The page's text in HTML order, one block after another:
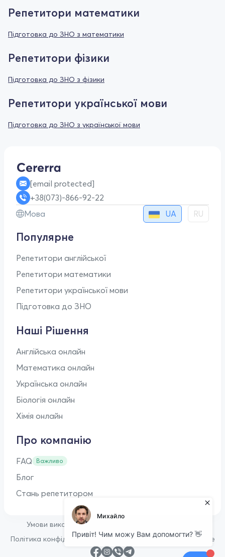
Репетитори математики
Підготовка до ЗНО з математики
Репетитори фізики
Підготовка до ЗНО з фізики
Репетитори української мови
Підготовка до ЗНО з української мови
[email protected]
+38(073)-866-92-22
Мова
UA RU
Популярне
Репетитори англійської
Репетитори математики
Репетитори української мови
Підготовка до ЗНО
Наші Рішення
Англійська онлайн
Математика онлайн
Українська онлайн
Біологія онлайн
Хімія онлайн
Про компанію
FAQ Важливо
Блог
Стань репетитором
Умови використання
Політика конфіденційності • Політика щодо файлів cookie